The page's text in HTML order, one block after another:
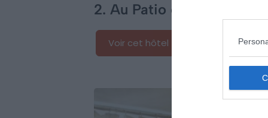
2. Au Patio en Luberon
Voir cet hôtel